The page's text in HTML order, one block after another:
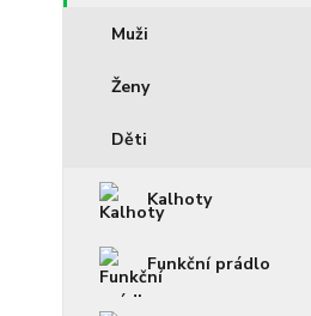
Muži
Ženy
Děti
Kalhoty
Funkční prádlo